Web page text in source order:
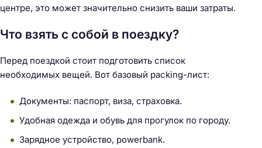
центре, это может значительно снизить ваши затраты.
Что взять с собой в поездку?
Перед поездкой стоит подготовить список
необходимых вещей. Вот базовый packing-лист:
Документы: паспорт, виза, страховка.
Удобная одежда и обувь для прогулок по городу.
Зарядное устройство, powerbank.